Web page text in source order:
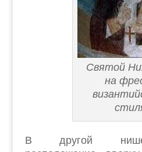
Святой
на
В другой нише